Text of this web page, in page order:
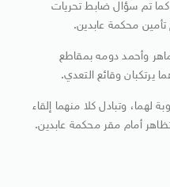
تم سؤال ضابط تحريات
وأحمد دومه بمقاطع
يرتكبان وقائع التعدي.
لهما، وتبادل كلا منهما إلقاء
أمام مقر محكمة عابدين.